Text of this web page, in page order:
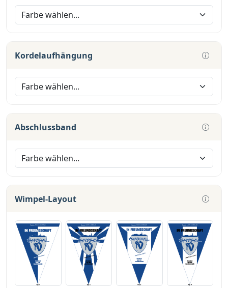
Kordelaufhängung
Abschlussband
Wimpel-Layout